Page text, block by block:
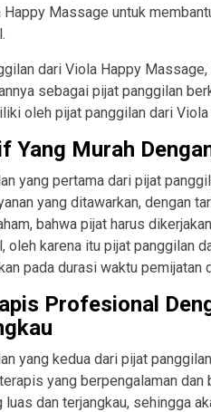
Happy Massage untuk
dari Viola Happy
sebagai pijat panggilan
oleh pijat panggilan dari
Yang Murah
yang pertama dari pijat
yang ditawarkan, dengan
bahwa pijat harus
oleh karena itu pijat panggilan
pada durasi waktu pemijatan
Profesional
yang kedua dari pijat
yang berpengalaman
luas dan terjangkau, sehingga